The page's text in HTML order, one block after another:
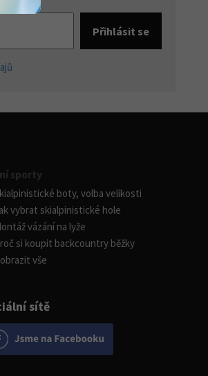
sítě
sporty
boty, volba velikosti
vybrat skialpinistické hole
vázání na lyže
si koupit backcountry běžky
vše